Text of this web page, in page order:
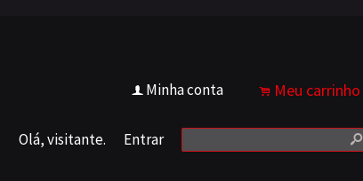
f Minha conta . Meu carrinho
Olá, visitante. Entrar s